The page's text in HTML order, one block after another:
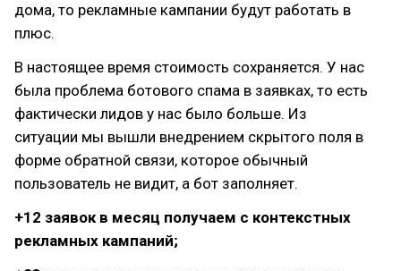
дома, то рекламные кампании будут работать в
плюс.
В настоящее время стоимость сохраняется. У нас
была проблема ботового спама в заявках, то есть
фактически лидов у нас было больше. Из
ситуации мы вышли внедрением скрытого поля в
форме обратной связи, которое обычный
пользователь не видит, а бот заполняет.
+12 заявок в месяц получаем с контекстных
рекламных кампаний;